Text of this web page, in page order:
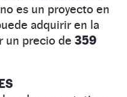
es un proyecto en
adquirir en la
un precio de 359